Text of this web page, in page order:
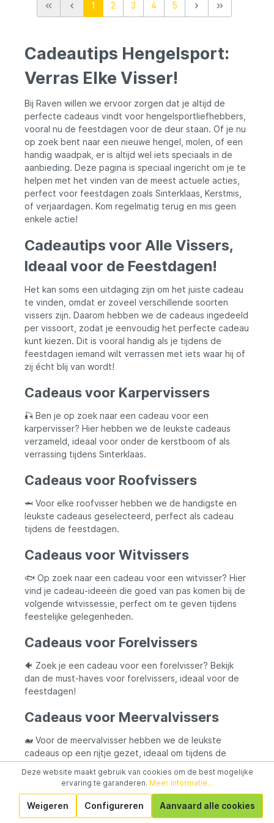
wijnflessenhouder "Visser met parasol"
cadeau
wilt opvrolijken of een statement wilt
maken in je mancave, dit sierkussen is
handgemaakt. Een geweldig cadeau om te
geven aan een vriend of om zelf te
houden. Wie wil dit nou niet?! Eurocatch
Orca Kussen Groot - Levensecht
dit handgenaaide Orca Kussen Groot van
Eurocatch. Een eye-catcher! Knuffel -
Perfect cadeau voor jong en oud Deze
Killer Whale knuffel is perfect om te geven
maar ook heerlijk om zelf mee te
knuffelen. Sierkussen - Perfect voor
kinderkamer of mancave Met een lengte
van 118cm is dit Visknuffel sierkussen ideaal
voor elke ruimte. Must-have! Specificaties
Levensecht sierkussen van het merk
Eurocatch Handgenaaid kwaliteitskussen
geven of te krijgen Perfect voor op de
kinderkamer of in de mancave Vis knuffel
die je interieur een speelse touch geeft
1 2 3 4 5
Cadeautips Hengelsport:
Verras Elke Visser!
Bij Raven willen we ervoor zorgen dat je altijd de
perfecte cadeaus vindt voor hengelsportliefhebbers,
vooral nu de feestdagen voor de deur staan. Of je nu
op zoek bent naar een nieuwe hengel, molen, of een
handig waadpak, er is altijd wel iets speciaals in de
aanbieding. Deze pagina is speciaal ingericht om je te
helpen met het vinden van de meest actuele acties,
perfect voor feestdagen zoals Sinterklaas, Kerstmis,
of verjaardagen. Kom regelmatig terug en mis geen
enkele actie!
Cadeautips voor Alle Vissers,
Ideaal voor de Feestdagen!
Het kan soms een uitdaging zijn om het juiste cadeau
te vinden, omdat er zoveel verschillende soorten
vissers zijn. Daarom hebben we de cadeaus ingedeeld
per vissoort, zodat je eenvoudig het perfecte cadeau
kunt kiezen. Dit is vooral handig als je tijdens de
feestdagen iemand wilt verrassen met iets waar hij of
zij écht blij van wordt!
Cadeaus voor Karpervissers
🎣 Ben je op zoek naar een cadeau voor een
karpervisser? Hier hebben we de leukste cadeaus
verzameld, ideaal voor onder de kerstboom of als
verrassing tijdens Sinterklaas.
Cadeaus voor Roofvissers
🦈 Voor elke roofvisser hebben we de handigste en
leukste cadeaus geselecteerd, perfect als cadeau
tijdens de feestdagen.
Cadeaus voor Witvissers
🐟 Op zoek naar een cadeau voor een witvisser? Hier
vind je cadeau-ideeën die goed van pas komen bij de
volgende witvissessie, perfect om te geven tijdens
feestelijke gelegenheden.
Cadeaus voor Forelvissers
🐠 Zoek je een cadeau voor een forelvisser? Bekijk
dan de must-haves voor forelvissers, ideaal voor de
feestdagen!
Cadeaus voor Meervalvissers
🐋 Voor de meervalvisser hebben we de leukste
cadeaus op een rijtje gezet, ideaal om tijdens de
Cadeaus voor Zeevissers
🌊 Zoek je een cadeau voor een zeevisser? We
Deze website maakt gebruik van cookies om de best mogelijke
ervaring te garanderen. Meer informatie...
Weigeren Configureren Aanvaard alle cookies